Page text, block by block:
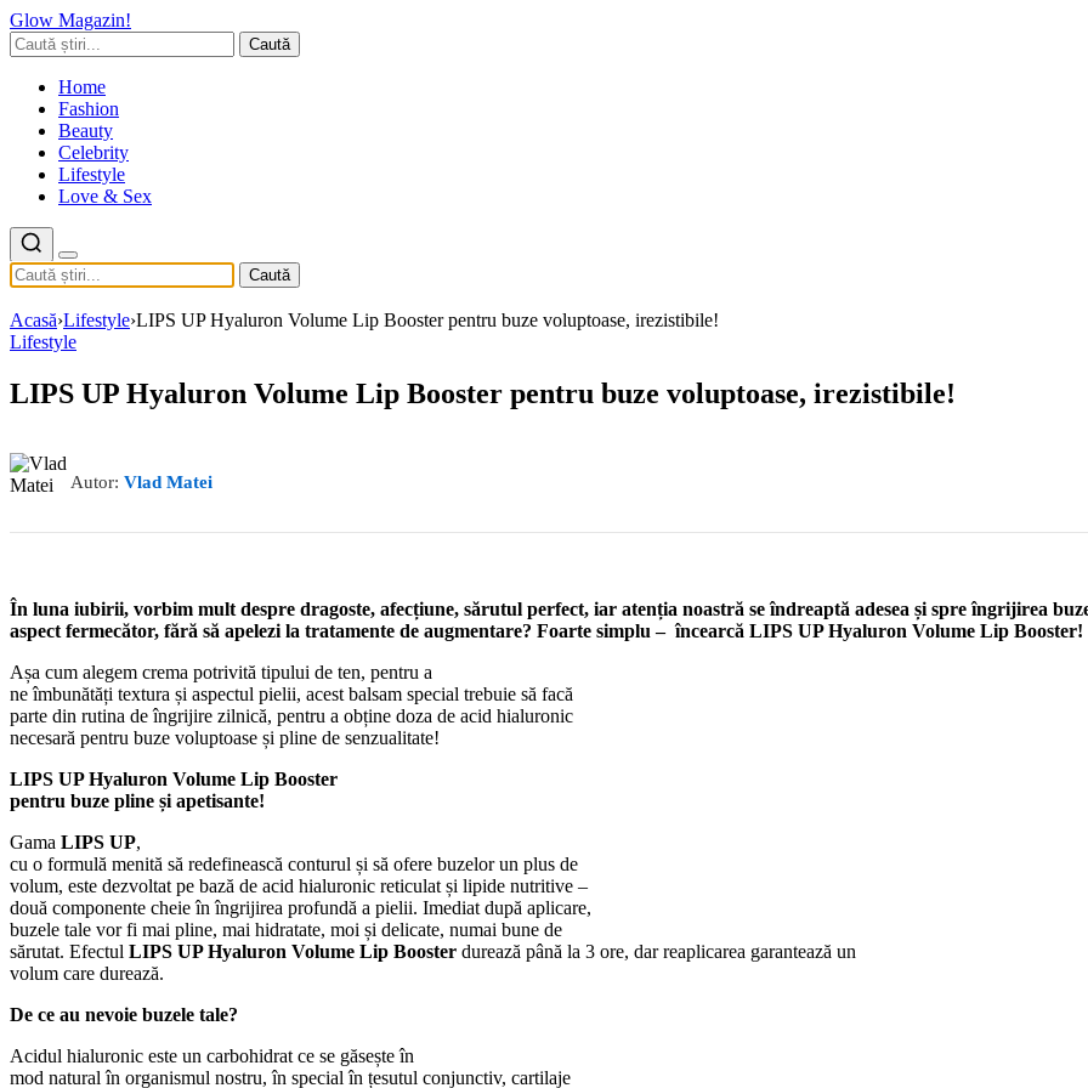
Glow Magazin!
Caută
Home
Fashion
Beauty
Celebrity
Lifestyle
Love & Sex
Caută
Acasă›Lifestyle›LIPS UP Hyaluron Volume Lip Booster pentru buze voluptoase, irezistibile!
Lifestyle
LIPS UP Hyaluron Volume Lip Booster pentru buze voluptoase, irezistibile!
Autor: Vlad Matei
În luna iubirii, vorbim mult despre dragoste, afecțiune, sărutul perfect, iar atenția noastră se îndreaptă adesea și spre îngrijirea
aspect fermecător, fără să apelezi la tratamente de augmentare? Foarte simplu – încearcă LIPS UP Hyaluron Volume Lip Booster!
Așa cum alegem crema potrivită tipului de ten, pentru a
ne îmbunătăți textura și aspectul pielii, acest balsam special trebuie să facă
parte din rutina de îngrijire zilnică, pentru a obține doza de acid hialuronic
necesară pentru buze voluptoase și pline de senzualitate!
LIPS UP Hyaluron Volume Lip Booster
pentru buze pline și apetisante!
Gama LIPS UP,
cu o formulă menită să redefinească conturul și să ofere buzelor un plus de
volum, este dezvoltat pe bază de acid hialuronic reticulat și lipide nutritive –
două componente cheie în îngrijirea profundă a pielii. Imediat după aplicare,
buzele tale vor fi mai pline, mai hidratate, moi și delicate, numai bune de
sărutat. Efectul LIPS UPHyaluron Volume Lip Booster durează până la 3 ore, dar reaplicarea garantează un
volum care durează.
De ce au nevoie buzele tale?
Acidul hialuronic este un carbohidrat ce se găsește în
mod natural în organismul nostru, în special în țesutul conjunctiv, cartilaje